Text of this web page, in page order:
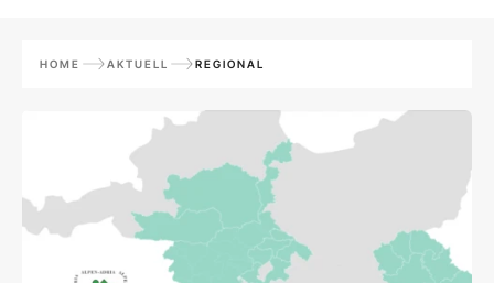
HOME AKTUELL REGIONAL